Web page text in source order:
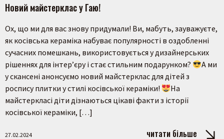
Новий майстерклас у Гаю!
Ох, що ми для вас знову придумали! Ви, мабуть, зауважуєте,
як косівська кераміка набуває популярності в оздобленні
сучасних помешкань, використовується у дизайнерських
рішеннях для інтер’єру і стає стильним подарунком?
А ми
у скансені анонсуємо новий майстерклас для дітей з
роспису плитки у стилі косівської кераміки!
На
майстеркласі діти дізнаються цікаві факти з історії
косівської кераміки, […]
27.02.2024 читати більше